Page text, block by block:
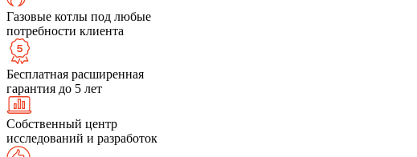
Газовые котлы под любые
потребности клиента
Бесплатная расширенная
гарантия до 5 лет
Собственный центр
исследований и разработок